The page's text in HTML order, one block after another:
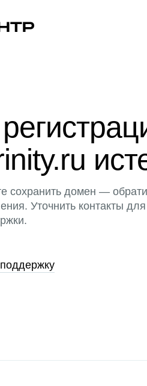
сохранить домен —
Уточнить контакты